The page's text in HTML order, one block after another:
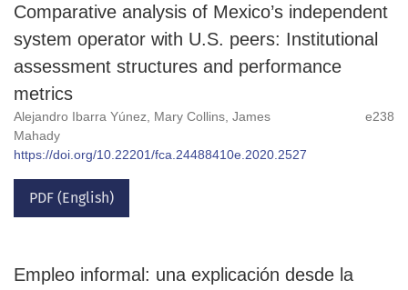
Comparative analysis of Mexico’s independent
system operator with U.S. peers: Institutional
assessment structures and performance
metrics
Alejandro Ibarra Yúnez, Mary Collins, James
Mahady
e238
https://doi.org/10.22201/fca.24488410e.2020.2527
PDF (English)
Empleo informal: una explicación desde la